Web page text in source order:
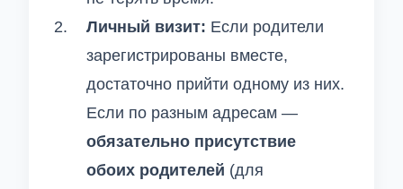
Личный визит: Если родители
зарегистрированы вместе,
достаточно прийти одному из них.
Если по разным адресам —
обязательно присутствие
обоих родителей (для